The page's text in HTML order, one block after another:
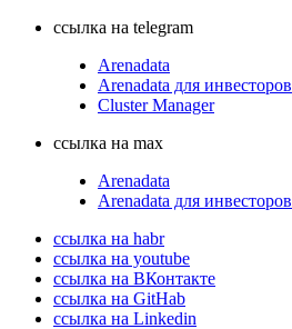
ссылка на telegram
Arenadata
Arenadata для инвесторов
Cluster Manager
ссылка на max
Arenadata
Arenadata для инвесторов
ссылка на habr
ссылка на youtube
ссылка на ВКонтакте
ссылка на GitHab
ссылка на Linkedin